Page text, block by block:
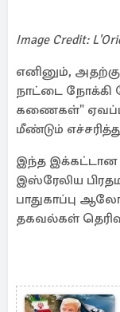
Image Credit:
எனினும்,
நாட்டை நோக்கி
கணைகள்"
மீண்டும்
இந்த இக்கட்டான
இஸ்ரேலிய
பாதுகாப்பு
தகவல்கள்